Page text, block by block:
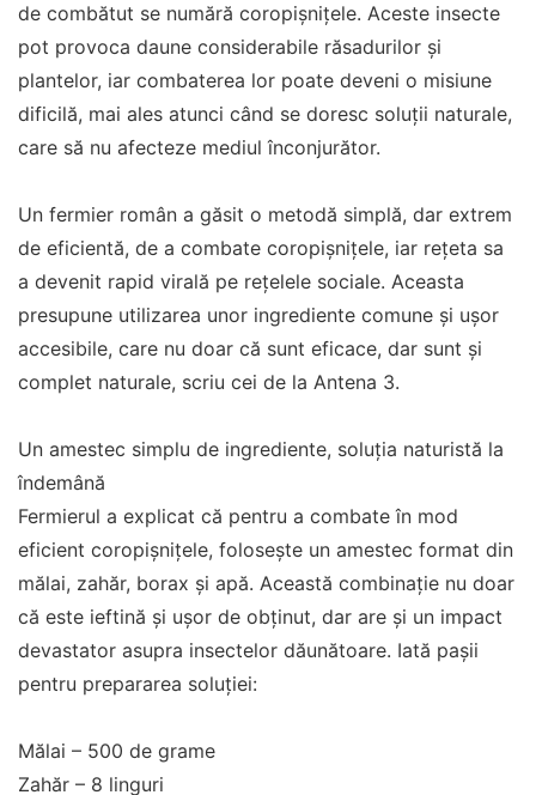
de combătut se numără coropișnițele. Aceste insecte
pot provoca daune considerabile răsadurilor și
plantelor, iar combaterea lor poate deveni o misiune
dificilă, mai ales atunci când se doresc soluții naturale,
care să nu afecteze mediul înconjurător.
Un fermier român a găsit o metodă simplă, dar extrem
de eficientă, de a combate coropișnițele, iar rețeta sa
a devenit rapid virală pe rețelele sociale. Aceasta
presupune utilizarea unor ingrediente comune și ușor
accesibile, care nu doar că sunt eficace, dar sunt și
complet naturale, scriu cei de la Antena 3.
Un amestec simplu de ingrediente, soluția naturistă la
îndemână
Fermierul a explicat că pentru a combate în mod
eficient coropișnițele, folosește un amestec format din
mălai, zahăr, borax și apă. Această combinație nu doar
că este ieftină și ușor de obținut, dar are și un impact
devastator asupra insectelor dăunătoare. Iată pașii
pentru prepararea soluției:
Mălai – 500 de grame
Zahăr – 8 linguri